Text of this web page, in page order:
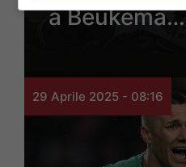
a Beukema…
29 Aprile 2025 - 08:16